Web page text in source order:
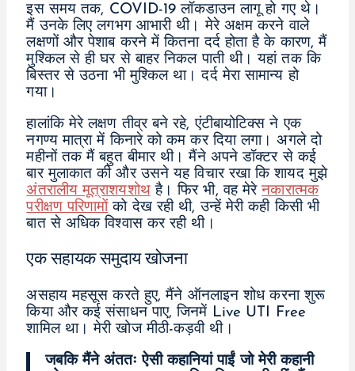
इस समय तक, COVID-19 लॉकडाउन लागू हो गए थे।
मैं उनके लिए लगभग आभारी थी। मेरे अक्षम करने वाले
लक्षणों और पेशाब करने में कितना दर्द होता है के कारण, मैं
मुश्किल से ही घर से बाहर निकल पाती थी। यहां तक कि
बिस्तर से उठना भी मुश्किल था। दर्द मेरा सामान्य हो
गया।
हालांकि मेरे लक्षण तीव्र बने रहे, एंटीबायोटिक्स ने एक
नगण्य मात्रा में किनारे को कम कर दिया लगा। अगले दो
महीनों तक मैं बहुत बीमार थी। मैंने अपने डॉक्टर से कई
बार मुलाकात की और उसने यह विचार रखा कि शायद मुझे
अंतरालीय मूत्राशयशोथहै। फिर भी, वह मेरेनकारात्मक
परीक्षण परिणामोंको देख रही थी, उन्हें मेरी कही किसी भी
बात से अधिक विश्वास कर रही थी।
एक सहायक समुदाय खोजना
असहाय महसूस करते हुए, मैंने ऑनलाइन शोध करना शुरू
किया और कई संसाधन पाए, जिनमें Live UTI Free
शामिल था। मेरी खोज मीठी-कड़वी थी।
जबकि मैंने अंततः ऐसी कहानियां पाईं जो मेरी कहानी